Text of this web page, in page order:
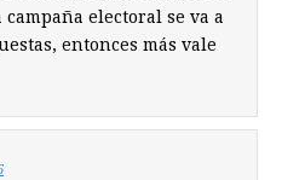
electoral se va a
entonces más vale